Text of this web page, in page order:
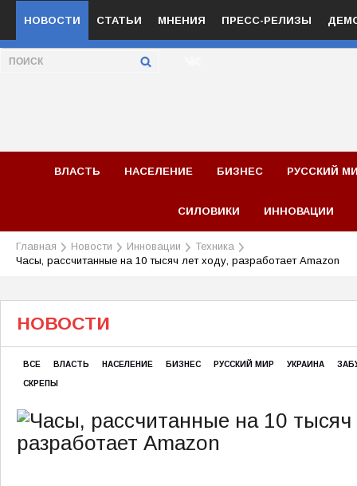
НОВОСТИ СТАТЬИ МНЕНИЯ ПРЕСС-РЕЛИЗЫ
ВЛАСТЬ НАСЕЛЕНИЕ БИЗНЕС РУССКИЙ
СИЛОВИКИ ИННОВАЦИИ
Главная Новости Инновации
Техника
Часы, рассчитанные на 10 тысяч лет ходу, разработает Amazon
НОВОСТИ
ВСЕ ВЛАСТЬ НАСЕЛЕНИЕ БИЗНЕС РУССКИЙ МИР УКРАИНА
СКРЕПЫ